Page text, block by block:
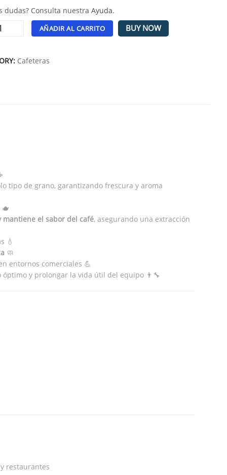
dudas? Consulta nuestra Ayuda.
AÑADIR AL CARRITO BUY NOW
Cafeteras
tipo de grano, garantizando frescura y aroma
mantiene el sabor del café, asegurando una extracción
💧
🧼
entornos comerciales 💪
y prolongar la vida útil del equipo 👨‍🔧
restaurantes